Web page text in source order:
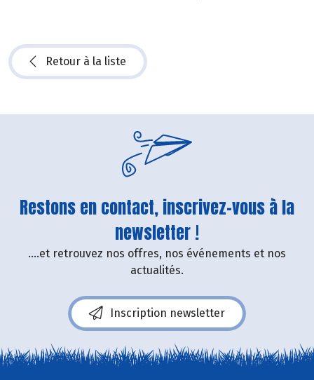
Retour à la liste
Restons en contact, inscrivez-vous à la
newsletter !
....et retrouvez nos offres, nos événements et nos
actualités.
Inscription newsletter